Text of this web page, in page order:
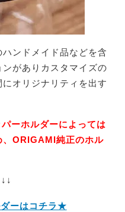
ンドメイド品などを含
がありカスタマイズの
オリジナリティを出す
ーホルダーによっては
、ORIGAMI純正のホル
ーはコチラ★